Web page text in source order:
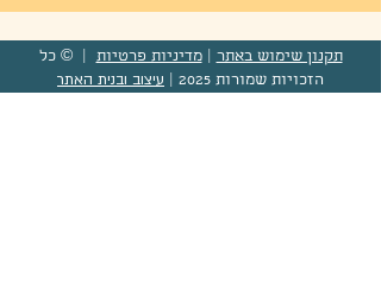
תקנון שימוש באתר|מדיניות פרטיות|
© כל
הזכויות שמורות 2025 |
עיצוב ובנית האתר